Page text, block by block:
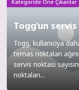
Kategoride Öne Çıkanlar
Togg’un
Togg, kullanıcıya
temas noktaları
servis noktası
noktaları...